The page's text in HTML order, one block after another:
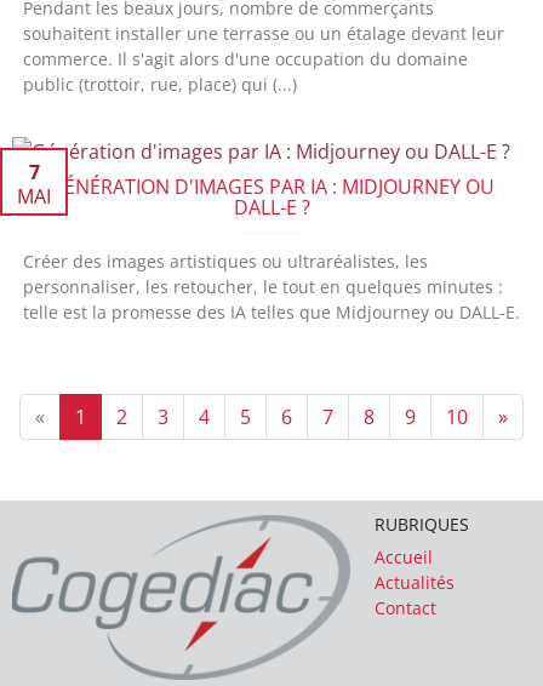
Pendant les beaux jours, nombre de commerçants
souhaitent installer une terrasse ou un étalage devant leur
commerce. Il s'agit alors d'une occupation du domaine
public (trottoir, rue, place) qui (...)
GÉNÉRATION D'IMAGES PAR IA : MIDJOURNEY OU
DALL-E ?
7
MAI
Créer des images artistiques ou ultraréalistes, les
personnaliser, les retoucher, le tout en quelques minutes :
telle est la promesse des IA telles que Midjourney ou DALL-E.
« 1 2 3 4 5 6 7 8 9 10 »
RUBRIQUES
Accueil
Actualités
Contact